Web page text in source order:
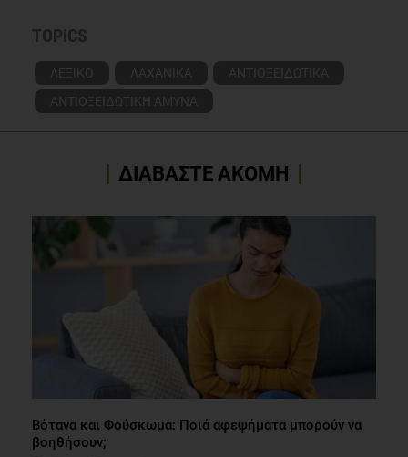
TOPICS
ΛΕΞΙΚΟ ΛΑΧΑΝΙΚΑ
ΑΝΤΙΟΞΕΙΔΩΤΙΚΑ
ΑΝΤΙΟΞΕΙΔΩΤΙΚΗ ΑΜΥΝΑ
ΔΙΑΒΑΣΤΕ ΑΚΟΜΗ
Βότανα και Φούσκωμα: Ποιά αφεψήματα μπορούν να
βοηθήσουν;